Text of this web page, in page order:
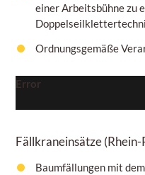
einer Arbeitsbühne zu
Ordnungsgemäße
Error
Fällkraneinsätze
Baumfällungen mit